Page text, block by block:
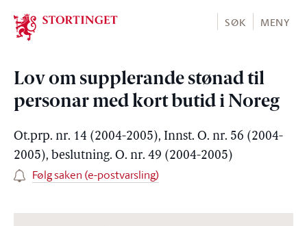
Stortinget.no
SØK MENY
Lov om supplerande stønad til
personar med kort butid i Noreg
Ot.prp. nr. 14 (2004-2005), Innst. O. nr. 56 (2004-
2005), beslutning. O. nr. 49 (2004-2005)
Følg saken (e-postvarsling)